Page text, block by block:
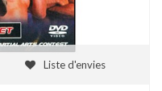
Liste d'envies